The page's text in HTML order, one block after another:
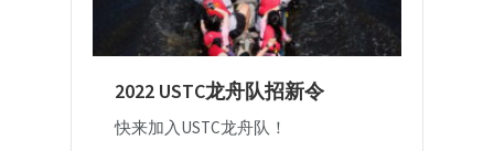
2022 USTC龙舟队招新令
快来加入USTC龙舟队！